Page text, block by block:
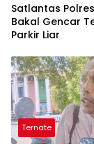
Satlantas
Bakal Gencar
Parkir Liar
Ternate